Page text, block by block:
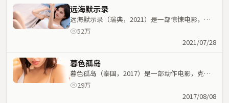
远海默示录
远海默示录（瑞典，2021）是一部惊悚电影，陈
可辛执导，杨幂、段奕宏等主演；惊悚元素与人物
52万
2021/07/28
暮色孤岛
暮色孤岛（泰国，2017）是一部动作电影，克里
斯托弗·诺兰执导，李秉宪、宋康昊等主演；动作
元素与人物命运紧密交织，节奏紧凑。
29万
2017/08/08